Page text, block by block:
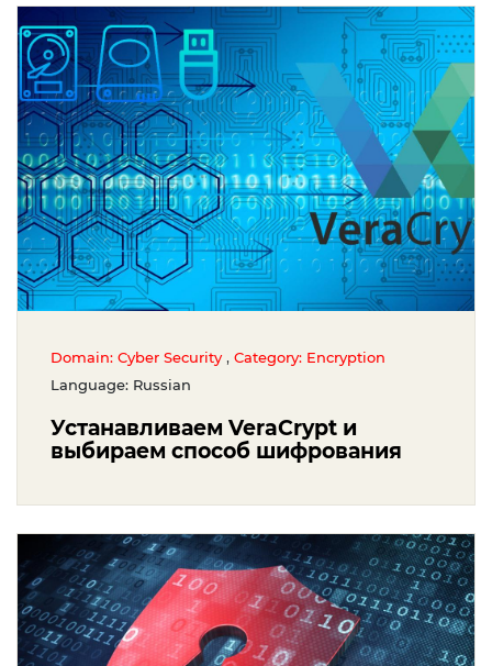
Domain: Cyber Security , Category: Encryption
Language: Russian
Устанавливаем VeraCrypt и
выбираем способ шифрования